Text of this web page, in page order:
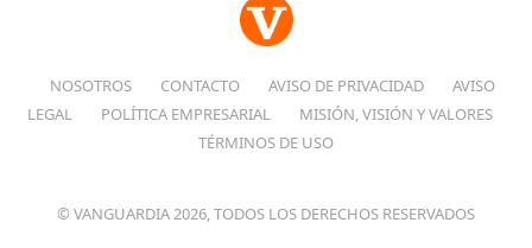
NOSOTROS CONTACTO AVISO DE PRIVACIDAD
AVISO
LEGAL
POLÍTICA EMPRESARIAL
MISIÓN, VISIÓN Y VALORES
TÉRMINOS DE USO
© VANGUARDIA 2026, TODOS LOS DERECHOS RESERVADOS